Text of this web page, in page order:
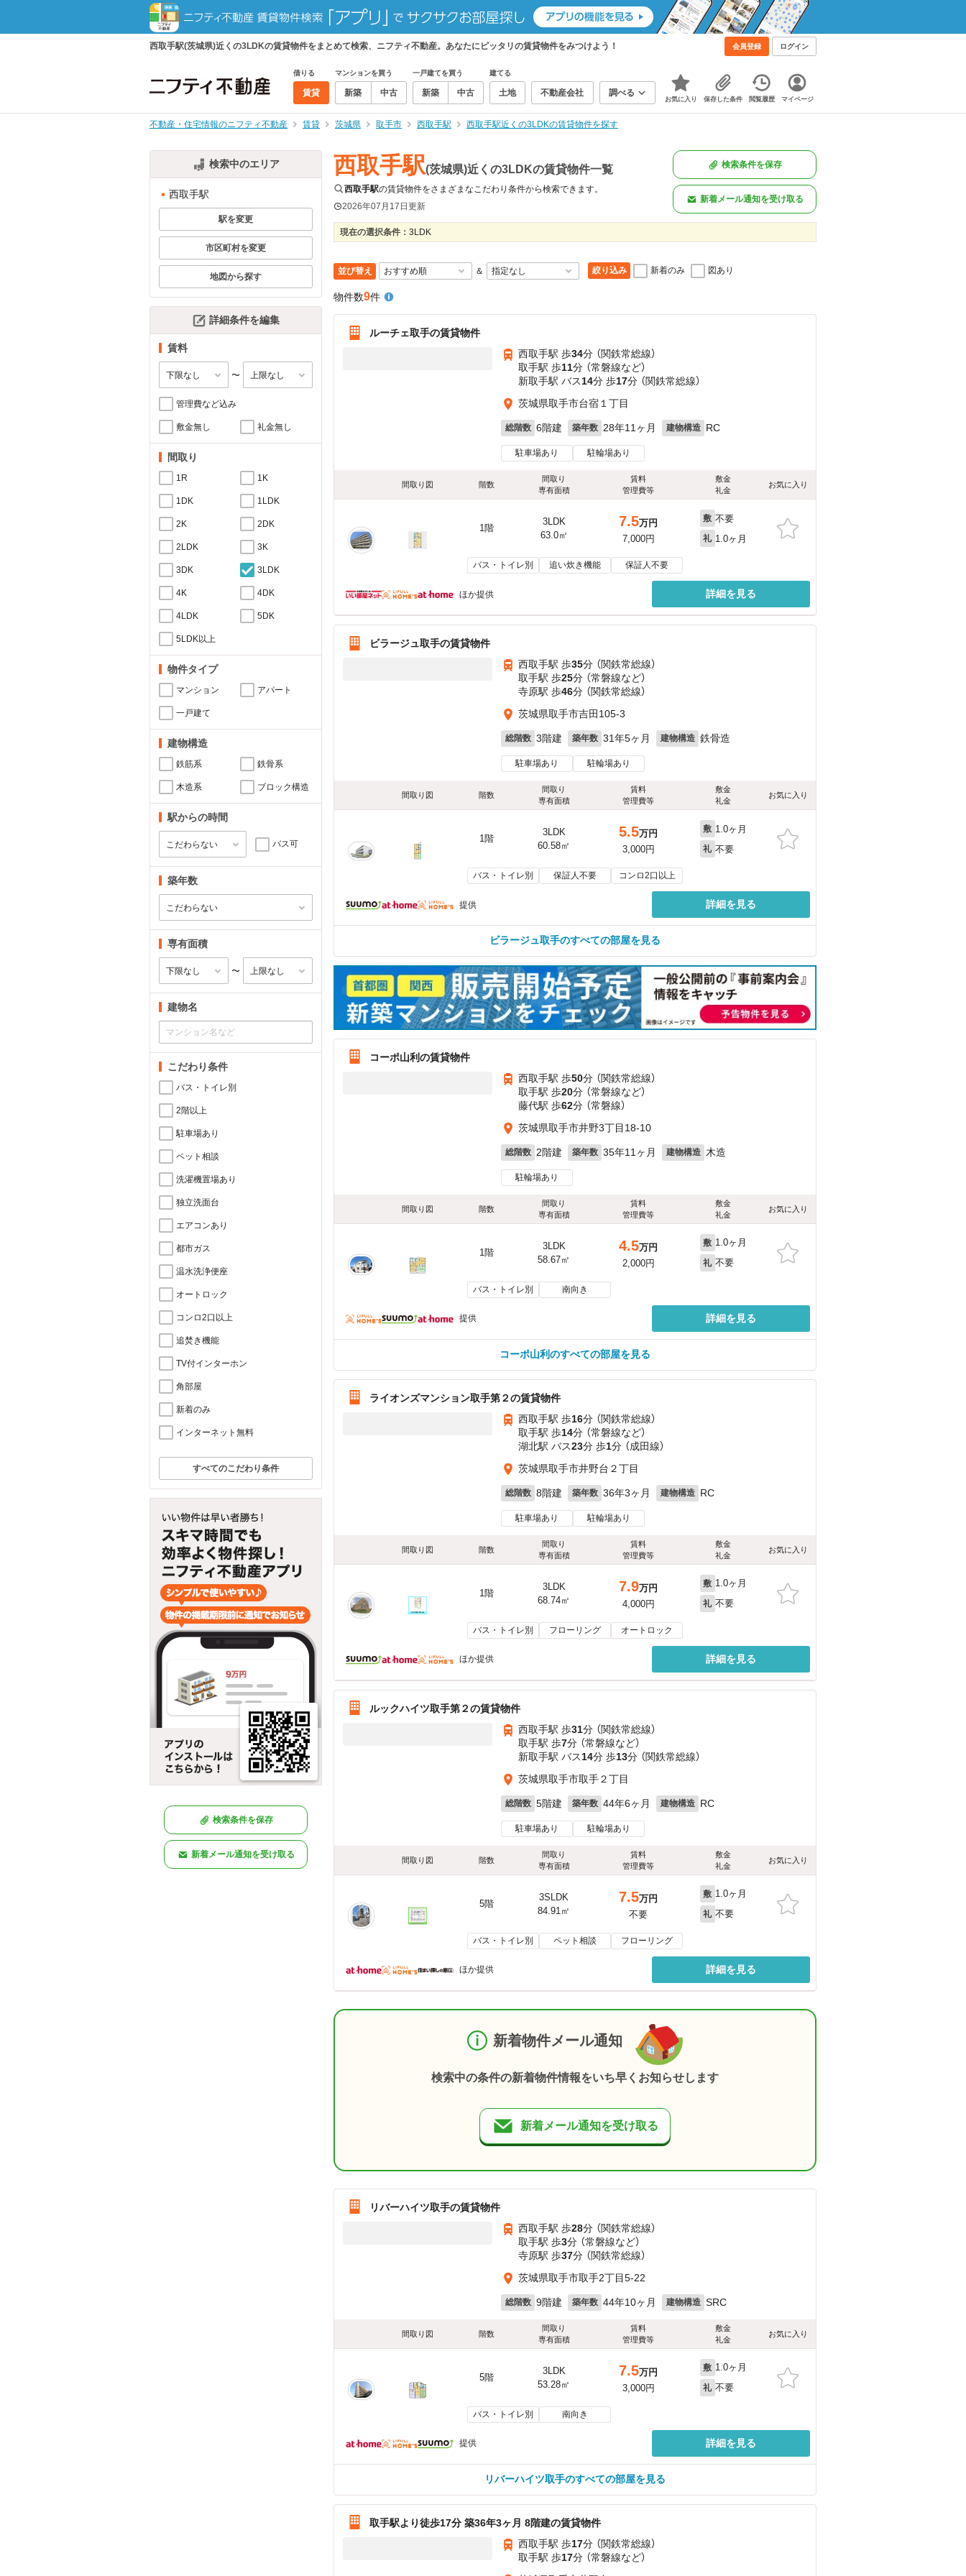
西取手駅(茨城県)近くの3LDKの賃貸物件をまとめて検索、ニフティ不動産。あなたにピッタリの賃貸物件をみつけよう！ 会員登録 ログイン
借りる
賃貸
マンションを買う
新築 中古
一戸建てを買う
新築 中古
建てる
土地 不動産会社 調べる
お気に入り 保存した条件 閲覧履歴 マイページ
不動産・住宅情報のニフティ不動産 賃貸 茨城県 取手市 西取手駅 西取手駅近くの3LDKの賃貸物件を探す
検索中のエリア
西取手駅
駅を変更
市区町村を変更
地図から探す
詳細条件を編集
賃料
〜
管理費など込み
敷金無し 礼金無し
間取り
1R 1K
1DK 1LDK
2K 2DK
2LDK 3K
3DK 3LDK
4K 4DK
4LDK 5DK
5LDK以上
物件タイプ
マンション アパート
一戸建て
建物構造
鉄筋系 鉄骨系
木造系 ブロック構造
駅からの時間
バス可
築年数
専有面積
〜
建物名
こだわり条件
バス・トイレ別
2階以上
駐車場あり
ペット相談
洗濯機置場あり
独立洗面台
エアコンあり
都市ガス
温水洗浄便座
オートロック
コンロ2口以上
追焚き機能
TV付インターホン
角部屋
新着のみ
インターネット無料
すべてのこだわり条件
検索条件を保存
新着メール通知を受け取る
西取手駅(茨城県)近くの3LDKの賃貸物件一覧
西取手駅の賃貸物件をさまざまなこだわり条件から検索できます。
2026年07月17日更新
検索条件を保存
新着メール通知を受け取る
現在の選択条件： 3LDK
並び替え ＆ 絞り込み 新着のみ 図あり
物件数9件
ルーチェ取手の賃貸物件
西取手駅 歩34分 （関鉄常総線）
取手駅 歩11分 （常磐線など）
新取手駅 バス14分 歩17分 （関鉄常総線）
茨城県取手市台宿１丁目
総階数 6階建 築年数 28年11ヶ月 建物構造 RC
駐車場あり 駐輪場あり
間取り図 階数
間取り
専有面積
賃料
管理費等
敷金
礼金
お気に入り
1階
3LDK
63.0㎡
7.5万円
7,000円
敷 不要
礼 1.0ヶ月
バス・トイレ別 追い炊き機能 保証人不要
ほか提供 詳細を見る
ビラージュ取手の賃貸物件
西取手駅 歩35分 （関鉄常総線）
取手駅 歩25分 （常磐線など）
寺原駅 歩46分 （関鉄常総線）
茨城県取手市吉田105-3
総階数 3階建 築年数 31年5ヶ月 建物構造 鉄骨造
駐車場あり 駐輪場あり
間取り図 階数
間取り
専有面積
賃料
管理費等
敷金
礼金
お気に入り
1階
3LDK
60.58㎡
5.5万円
3,000円
敷 1.0ヶ月
礼 不要
バス・トイレ別 保証人不要 コンロ2口以上
提供 詳細を見る
ビラージュ取手のすべての部屋を見る
コーポ山利の賃貸物件
西取手駅 歩50分 （関鉄常総線）
取手駅 歩20分 （常磐線など）
藤代駅 歩62分 （常磐線）
茨城県取手市井野3丁目18-10
総階数 2階建 築年数 35年11ヶ月 建物構造 木造
駐輪場あり
間取り図 階数
間取り
専有面積
賃料
管理費等
敷金
礼金
お気に入り
1階
3LDK
58.67㎡
4.5万円
2,000円
敷 1.0ヶ月
礼 不要
バス・トイレ別 南向き
提供 詳細を見る
コーポ山利のすべての部屋を見る
ライオンズマンション取手第２の賃貸物件
西取手駅 歩16分 （関鉄常総線）
取手駅 歩14分 （常磐線など）
湖北駅 バス23分 歩1分 （成田線）
茨城県取手市井野台２丁目
総階数 8階建 築年数 36年3ヶ月 建物構造 RC
駐車場あり 駐輪場あり
間取り図 階数
間取り
専有面積
賃料
管理費等
敷金
礼金
お気に入り
1階
3LDK
68.74㎡
7.9万円
4,000円
敷 1.0ヶ月
礼 不要
バス・トイレ別 フローリング オートロック
ほか提供 詳細を見る
ルックハイツ取手第２の賃貸物件
西取手駅 歩31分 （関鉄常総線）
取手駅 歩7分 （常磐線など）
新取手駅 バス14分 歩13分 （関鉄常総線）
茨城県取手市取手２丁目
総階数 5階建 築年数 44年6ヶ月 建物構造 RC
駐車場あり 駐輪場あり
間取り図 階数
間取り
専有面積
賃料
管理費等
敷金
礼金
お気に入り
5階
3SLDK
84.91㎡
7.5万円
不要
敷 1.0ヶ月
礼 不要
バス・トイレ別 ペット相談 フローリング
ほか提供 詳細を見る
新着物件メール通知
検索中の条件の新着物件情報をいち早くお知らせします
新着メール通知を受け取る
リバーハイツ取手の賃貸物件
西取手駅 歩28分 （関鉄常総線）
取手駅 歩3分 （常磐線など）
寺原駅 歩37分 （関鉄常総線）
茨城県取手市取手2丁目5-22
総階数 9階建 築年数 44年10ヶ月 建物構造 SRC
間取り図 階数
間取り
専有面積
賃料
管理費等
敷金
礼金
お気に入り
5階
3LDK
53.28㎡
7.5万円
3,000円
敷 1.0ヶ月
礼 不要
バス・トイレ別 南向き
提供 詳細を見る
リバーハイツ取手のすべての部屋を見る
取手駅より徒歩17分 築36年3ヶ月 8階建の賃貸物件
西取手駅 歩17分 （関鉄常総線）
取手駅 歩17分 （常磐線など）